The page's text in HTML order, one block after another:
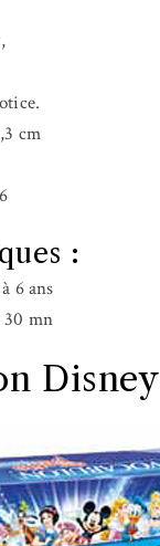
cm
:
6 ans
30 mn
Disney